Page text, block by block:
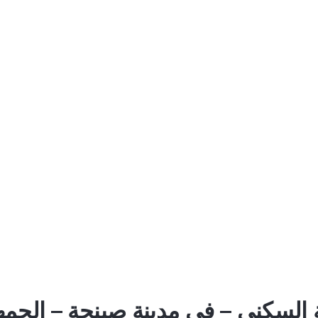
– في مدينة صبنجة –